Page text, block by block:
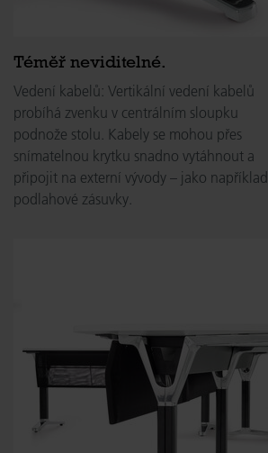
Téměř neviditelné.
Vedení kabelů: Vertikální vedení kabelů
probíhá zvenku v centrálním sloupku
podnože stolu. Kabely se mohou přes
snímatelnou krytku snadno vytáhnout a
připojit na externí vývody – jako například
podlahové zásuvky.